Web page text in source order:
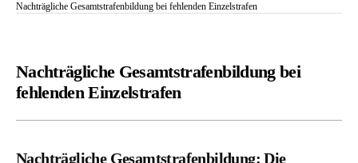
Nachträgliche Gesamtstrafenbildung bei fehlenden Einzelstrafen
Nachträgliche Gesamtstrafenbildung bei
fehlenden Einzelstrafen
Nachträgliche Gesamtstrafenbildung: Die